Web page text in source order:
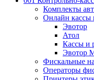
Комплекты
Онлайн кассы
Эвотор
Атол
Кассы и
Эвотор
Фискальные
Операторы